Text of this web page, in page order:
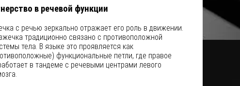
в речевой функции
с речью зеркально отражает его роль в движении.
традиционно связано с противоположной
тела. В языке это проявляется как
функциональные петли, где правое
в тандеме с речевыми центрами левого